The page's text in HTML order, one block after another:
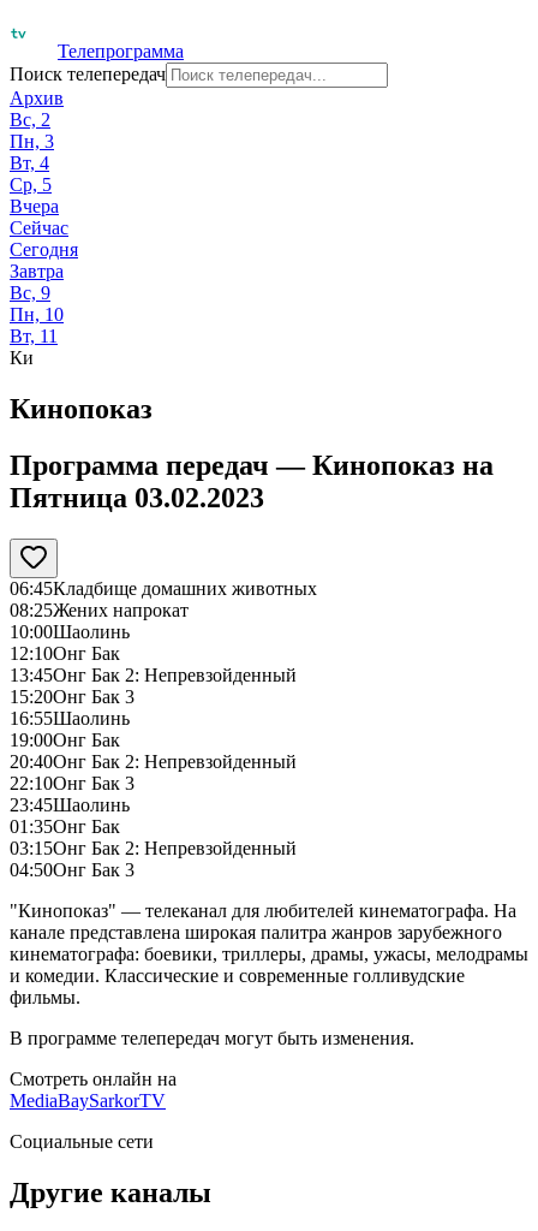
Телепрограмма
Поиск телепередач
Архив
Вс, 2
Пн, 3
Вт, 4
Ср, 5
Вчера
Сейчас
Сегодня
Завтра
Вс, 9
Пн, 10
Вт, 11
Ки
Кинопоказ
Программа передач —Кинопоказ на
Пятница 03.02.2023
06:45Кладбище домашних животных
08:25Жених напрокат
10:00Шаолинь
12:10Онг Бак
13:45Онг Бак 2: Непревзойденный
15:20Онг Бак 3
16:55Шаолинь
19:00Онг Бак
20:40Онг Бак 2: Непревзойденный
22:10Онг Бак 3
23:45Шаолинь
01:35Онг Бак
03:15Онг Бак 2: Непревзойденный
04:50Онг Бак 3
"Кинопоказ" — телеканал для любителей кинематографа. На
канале представлена широкая палитра жанров зарубежного
кинематографа: боевики, триллеры, драмы, ужасы, мелодрамы
и комедии. Классические и современные голливудские
фильмы.
В программе телепередач могут быть изменения.
Смотреть онлайн на
MediaBaySarkorTV
Социальные сети
Другие каналы